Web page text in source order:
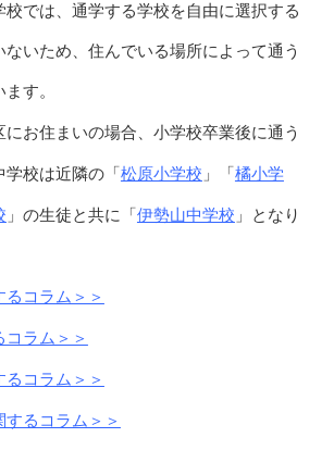
校では、通学する学校を自由に選択する
いため、住んでいる場所によって通う
す。
にお住まいの場合、小学校卒業後に通う
学校は近隣の「松原小学校 」「橘小学
」の生徒と共に「伊勢山中学校 」となり
コラム＞＞
ラム＞＞
コラム＞＞
るコラム＞＞